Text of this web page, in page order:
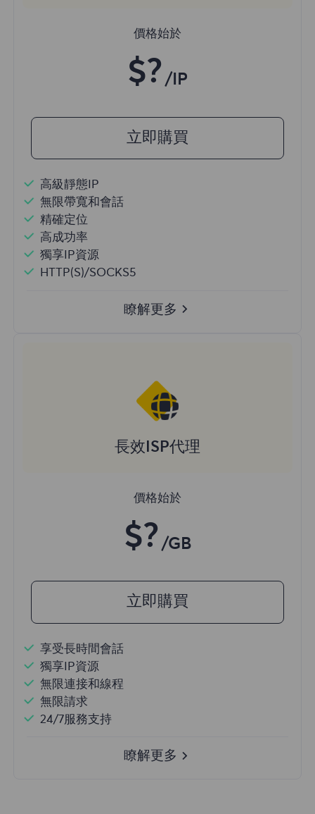
價格始於
$? /IP
立即購買
高級靜態IP
無限帶寬和會話
精確定位
高成功率
獨享IP資源
HTTP(S)/SOCKS5
瞭解更多
長效ISP代理
價格始於
$? /GB
立即購買
享受長時間會話
獨享IP資源
無限連接和線程
無限請求
24/7服務支持
瞭解更多